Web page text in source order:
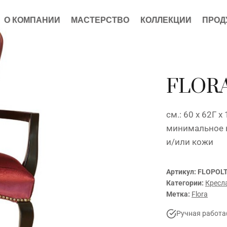
О КОМПАНИИ МАСТЕРСТВО КОЛЛЕКЦИИ
см.: 60 x 62Г x
минимальное
и/или кожи
Артикул:
Категории:
Метка: Flora
Ручная работа